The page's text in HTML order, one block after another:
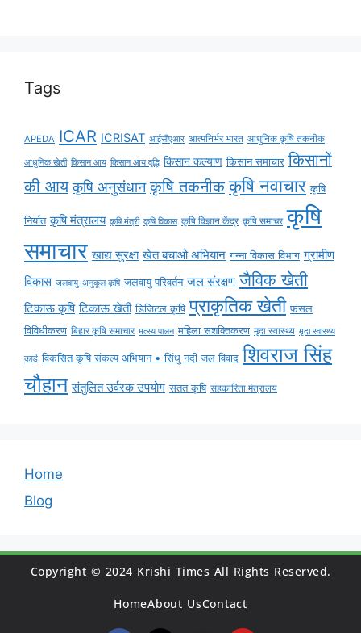
Tags
APEDA ICAR ICRISAT आईसीएआर आत्मनिर्भर भारत आधुनिक कृषि तकनीक
आधुनिक खेती किसान आय किसान आय वृद्धि किसान कल्याण किसान समाचार किसानों
की आय कृषि अनुसंधान कृषि तकनीक कृषि नवाचार कृषि
निर्यात कृषि मंत्रालय कृषि मंत्री कृषि विकास कृषि विज्ञान केंद्र कृषि समाचर कृषि
समाचार खाद्य सुरक्षा खेत बचाओ अभियान गन्ना विकास विभाग ग्रामीण
विकास जलवायु-अनुकूल कृषि जलवायु परिवर्तन जल संरक्षण जैविक खेती
टिकाऊ कृषि टिकाऊ खेती डिजिटल कृषि प्राकृतिक खेती फसल
विविधीकरण बिहार कृषि समाचार मत्स्य पालन महिला सशक्तिकरण मृदा स्वास्थ्य मृदा स्वास्थ्य
कार्ड विकसित कृषि संकल्प अभियान • सिंधु नदी जल विवाद शिवराज सिंह
चौहान संतुलित उर्वरक उपयोग सतत कृषि सहकारिता मंत्रालय
Home
Blog
Copyright © 2024 Krishi Times All Rights Reserved.
HomeAbout UsContact